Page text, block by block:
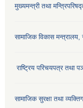
मुख्यमन्त्री तथा
सामाजिक विकास
राष्ट्रिय परिचयपत्र तथा
सामाजिक सुरक्षा तथा